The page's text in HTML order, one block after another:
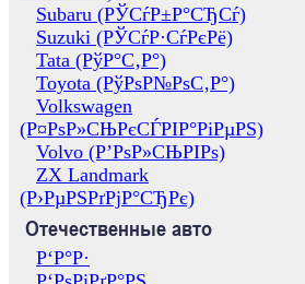
Subaru (РЎСѓР±Р°СЂСѓ)
Suzuki (РЎСѓР·СѓРєРё)
Tata (РўР°С‚Р°)
Toyota (РўРѕР№РѕС‚Р°)
Volkswagen
(Р¤РѕР»СЊРєСЃРІР°РіРµРЅ)
Volvo (Р’РѕР»СЊРІРѕ)
ZX Landmark
(Р›РµРЅРґРјР°СЂРє)
Отечественные авто
Р‘Р°Р·